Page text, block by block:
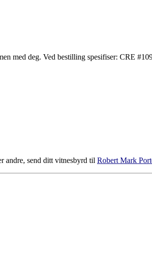
med deg. Ved bestilling spesifiser: CRE
andre, send ditt vitnesbyrd til Robert Mark